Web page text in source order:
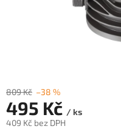
809 Kč –38 %
495 Kč / ks
409 Kč bez DPH